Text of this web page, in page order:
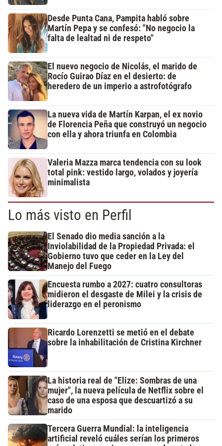
Desde Punta Cana, Pampita habló sobre
Martín Pepa y se confesó: "No negocio la
falta de lealtad ni de respeto"
El nuevo negocio de Nicolás, el marido de
Rocío Guirao Díaz en el desierto: de
heredero de un imperio a astrofotógrafo
La nueva vida de Martín Karpan, el ex novio
de Florencia Peña que construyó un negocio
con ella y ahora triunfa en Colombia
Valeria Mazza marca tendencia con su look
total pink: vestido largo, volados y joyería
minimalista
Lo más visto en Perfil
El Senado dio media sanción a la
Inviolabilidad de la Propiedad Privada: el
Gobierno tuvo que ceder en la Ley del
Manejo del Fuego
Encuesta rumbo a 2027: cuatro consultoras
midieron el desgaste de Milei y la crisis de
liderazgo en el peronismo
Ricardo Lorenzetti se metió en el debate
sobre la inhabilitación de Cristina Kirchner
La historia real de "Elize: Sombras de una
mujer", la nueva película de Netflix sobre el
caso de una esposa que descuartizó a su
marido
Tercera Guerra Mundial: la inteligencia
artificial reveló cuáles serían los primeros